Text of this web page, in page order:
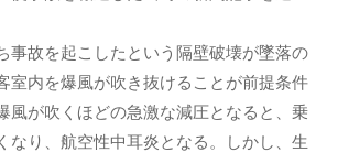
事故を起こしたという隔壁破壊が墜落の
室内を爆風が吹き抜けることが前提条件
風が吹くほどの急激な減圧となると、乗
なり、航空性中耳炎となる。しかし、生